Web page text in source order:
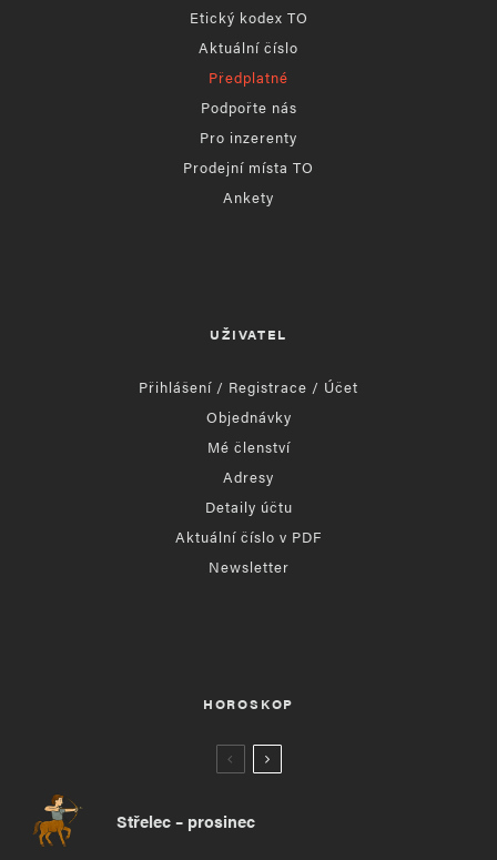
Etický kodex TO
Aktuální číslo
Předplatné
Podpořte nás
Pro inzerenty
Prodejní místa TO
Ankety
UŽIVATEL
Přihlášení / Registrace / Účet
Objednávky
Mé členství
Adresy
Detaily účtu
Aktuální číslo v PDF
Newsletter
HOROSKOP
Střelec – prosinec